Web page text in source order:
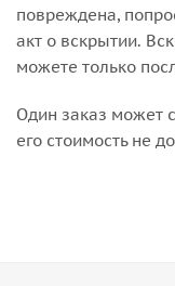
повреждена,
акт о вскрытии.
можете только
Один заказ может
его стоимость не